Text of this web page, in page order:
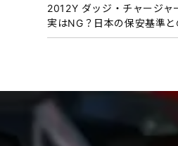
2012Y ダッジ・チャージャ
実はNG？日本の保安基準と